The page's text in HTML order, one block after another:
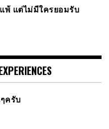
พ้ แต่ไม่มีใครยอมรับ
ครับ